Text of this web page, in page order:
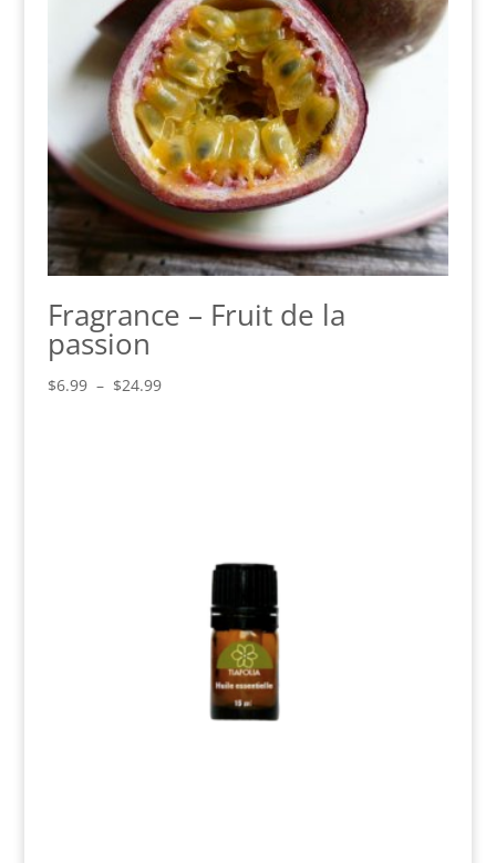
Fragrance – Fruit de la
passion
$6.99 – $24.99Plage